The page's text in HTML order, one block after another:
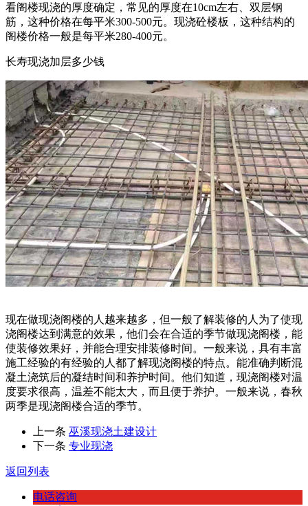
看阁楼现浇的厚度确定，常见的厚度在10cm左右、双层钢
筋，这种价格在每平米300-500元。现浇砼楼板，这种结构的
阁楼价格一般是每平米280-400元。
长寿现浇加层多少钱
现在做现浇阁楼的人越来越多，但一般了解装修的人为了使现
浇阁楼达到满意的效果，他们会在合适的季节做现浇阁楼，能
使装修效果好，并能合理安排装修时间。一般来说，具有丰富
施工经验的有经验的人都了解现浇阁楼的特点。能准确判断混
凝土浇筑后的凝结时间和养护时间。他们知道，现浇阁楼对温
度要求很高，温差不能太大，而且便于养护。一般来说，春秋
两季是现浇阁楼合适的季节。
上一条 巫溪现浇土建设计
下一条 专业现浇
返回列表
电话咨询